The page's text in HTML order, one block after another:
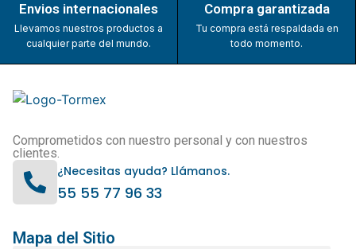
Envios internacionales
Llevamos nuestros productos a
cualquier parte del mundo.
Compra garantizada
Tu compra está respaldada en
todo momento.
Comprometidos con nuestro personal y con nuestros
clientes.
¿Necesitas ayuda? Llámanos.
55 55 77 96 33
Mapa del Sitio